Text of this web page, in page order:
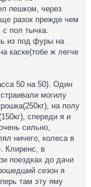
пешком, через
разок прежде чем
с пол тычка.
из под фуры на
каске(тобе ж легче
50 на 50). Один
могилу
на полу
спереди я и
сильно,
ничего, колеса в
Клиренс, в
поездках до дачи
сезон я
там эту яму